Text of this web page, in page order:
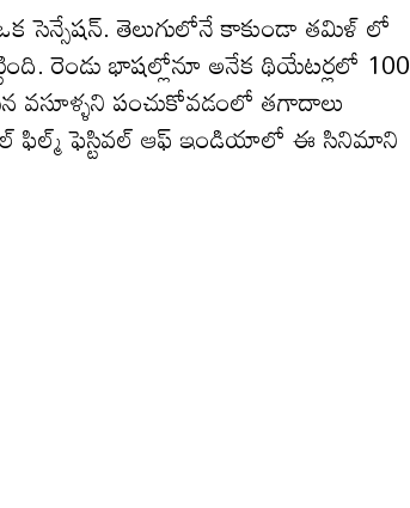
సెన్సేషన్. తెలుగులోనే కాకుండా తమిళ్ లో
రెండు భాషల్లోనూ అనేక థియేటర్లలో 100
పంచుకోవడంలో తగాదాలు
ఫిల్మ్ ఫెస్టివల్ ఆఫ్ ఇండియాలో ఈ సినిమాని